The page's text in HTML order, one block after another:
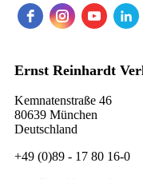
Ernst Reinhardt
Kemnatenstraße 46
80639 München
Deutschland
+49 (0)89 - 17 80 16-0